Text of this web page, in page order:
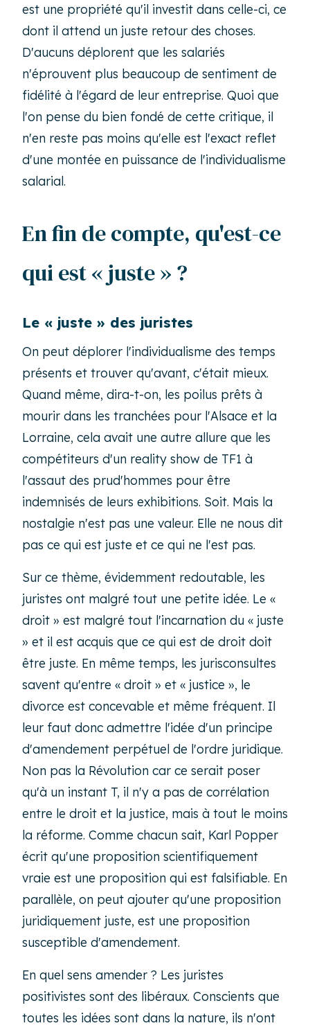
est une propriété qu'il investit dans celle-ci, ce
dont il attend un juste retour des choses.
D'aucuns déplorent que les salariés
n'éprouvent plus beaucoup de sentiment de
fidélité à l'égard de leur entreprise. Quoi que
l'on pense du bien fondé de cette critique, il
n'en reste pas moins qu'elle est l'exact reflet
d'une montée en puissance de l'individualisme
salarial.
En fin de compte, qu'est-ce
qui est « juste » ?
Le « juste » des juristes
On peut déplorer l'individualisme des temps
présents et trouver qu'avant, c'était mieux.
Quand même, dira-t-on, les poilus prêts à
mourir dans les tranchées pour l'Alsace et la
Lorraine, cela avait une autre allure que les
compétiteurs d'un reality show de TF1 à
l'assaut des prud'hommes pour être
indemnisés de leurs exhibitions. Soit. Mais la
nostalgie n'est pas une valeur. Elle ne nous dit
pas ce qui est juste et ce qui ne l'est pas.
Sur ce thème, évidemment redoutable, les
juristes ont malgré tout une petite idée. Le «
droit » est malgré tout l'incarnation du « juste
» et il est acquis que ce qui est de droit doit
être juste. En même temps, les jurisconsultes
savent qu'entre « droit » et « justice », le
divorce est concevable et même fréquent. Il
leur faut donc admettre l'idée d'un principe
d'amendement perpétuel de l'ordre juridique.
Non pas la Révolution car ce serait poser
qu'à un instant T, il n'y a pas de corrélation
entre le droit et la justice, mais à tout le moins
la réforme. Comme chacun sait, Karl Popper
écrit qu'une proposition scientifiquement
vraie est une proposition qui est falsifiable. En
parallèle, on peut ajouter qu'une proposition
juridiquement juste, est une proposition
susceptible d'amendement.
En quel sens amender ? Les juristes
positivistes sont des libéraux. Conscients que
toutes les idées sont dans la nature, ils n'ont